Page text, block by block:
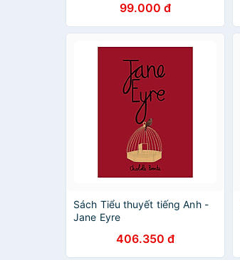
99.000 đ
Sách Tiểu thuyết tiếng Anh -
Jane Eyre
406.350 đ